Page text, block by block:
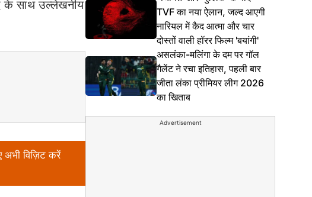
के साथ उल्लेखनीय
विज़िट करें
TVF का नया ऐलान, जल्द आएगी
नारियल में कैद आत्मा और चार
दोस्तों वाली हॉरर फिल्म 'बयांगी'
असलंका-मलिंगा के दम पर गॉल
गैलेंट ने रचा इतिहास, पहली बार
जीता लंका प्रीमियर लीग 2026
का खिताब
Advertisement